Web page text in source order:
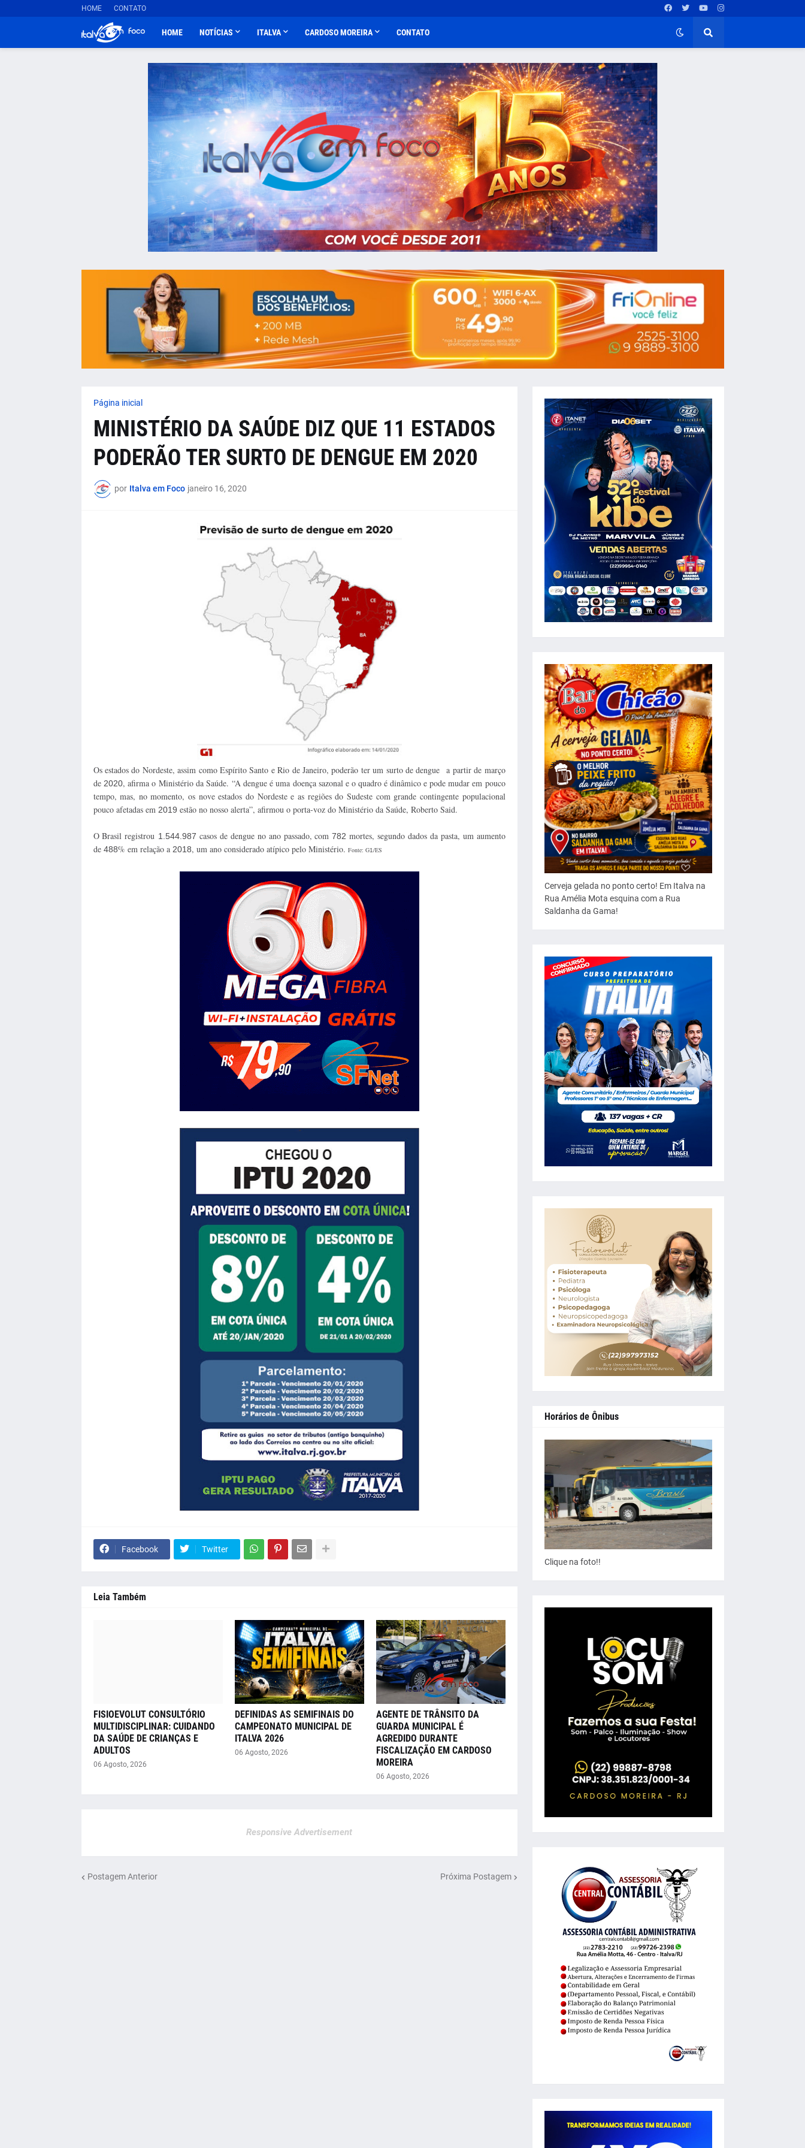
HOME CONTATO
HOME NOTÍCIAS ITALVA CARDOSO MOREIRA CONTATO
Página inicial
MINISTÉRIO DA SAÚDE DIZ QUE 11 ESTADOS
PODERÃO TER SURTO DE DENGUE EM 2020
por Italva em Foco janeiro 16, 2020
Os estados do Nordeste, assim como Espírito Santo e Rio de Janeiro, poderão ter um surto de dengue a partir de março
de 2020, afirma o Ministério da Saúde.“A dengue é uma doença sazonal e o quadro é dinâmico e pode mudar em pouco
tempo, mas, no momento, os nove estados do Nordeste e as regiões do Sudeste com grande contingente populacional
pouco afetadas em 2019 estão no nosso alerta”, afirmou o porta-voz do Ministério da Saúde, Roberto Said.
O Brasil registrou 1.544.987 casos de dengue no ano passado, com782 mortes, segundo dados da pasta, um aumento
de 488% em relação a 2018, um ano considerado atípico pelo Ministério. Fonte: G1/ES
Facebook Twitter
Leia Também
FISIOEVOLUT CONSULTÓRIO
MULTIDISCIPLINAR: CUIDANDO
DA SAÚDE DE CRIANÇAS E
ADULTOS
06 Agosto, 2026
DEFINIDAS AS SEMIFINAIS DO
CAMPEONATO MUNICIPAL DE
ITALVA 2026
06 Agosto, 2026
AGENTE DE TRÂNSITO DA
GUARDA MUNICIPAL É
AGREDIDO DURANTE
FISCALIZAÇÃO EM CARDOSO
MOREIRA
06 Agosto, 2026
Responsive Advertisement
Postagem Anterior Próxima Postagem
Cerveja gelada no ponto certo! Em Italva na
Rua Amélia Mota esquina com a Rua
Saldanha da Gama!
Horários de Ônibus
Clique na foto!!